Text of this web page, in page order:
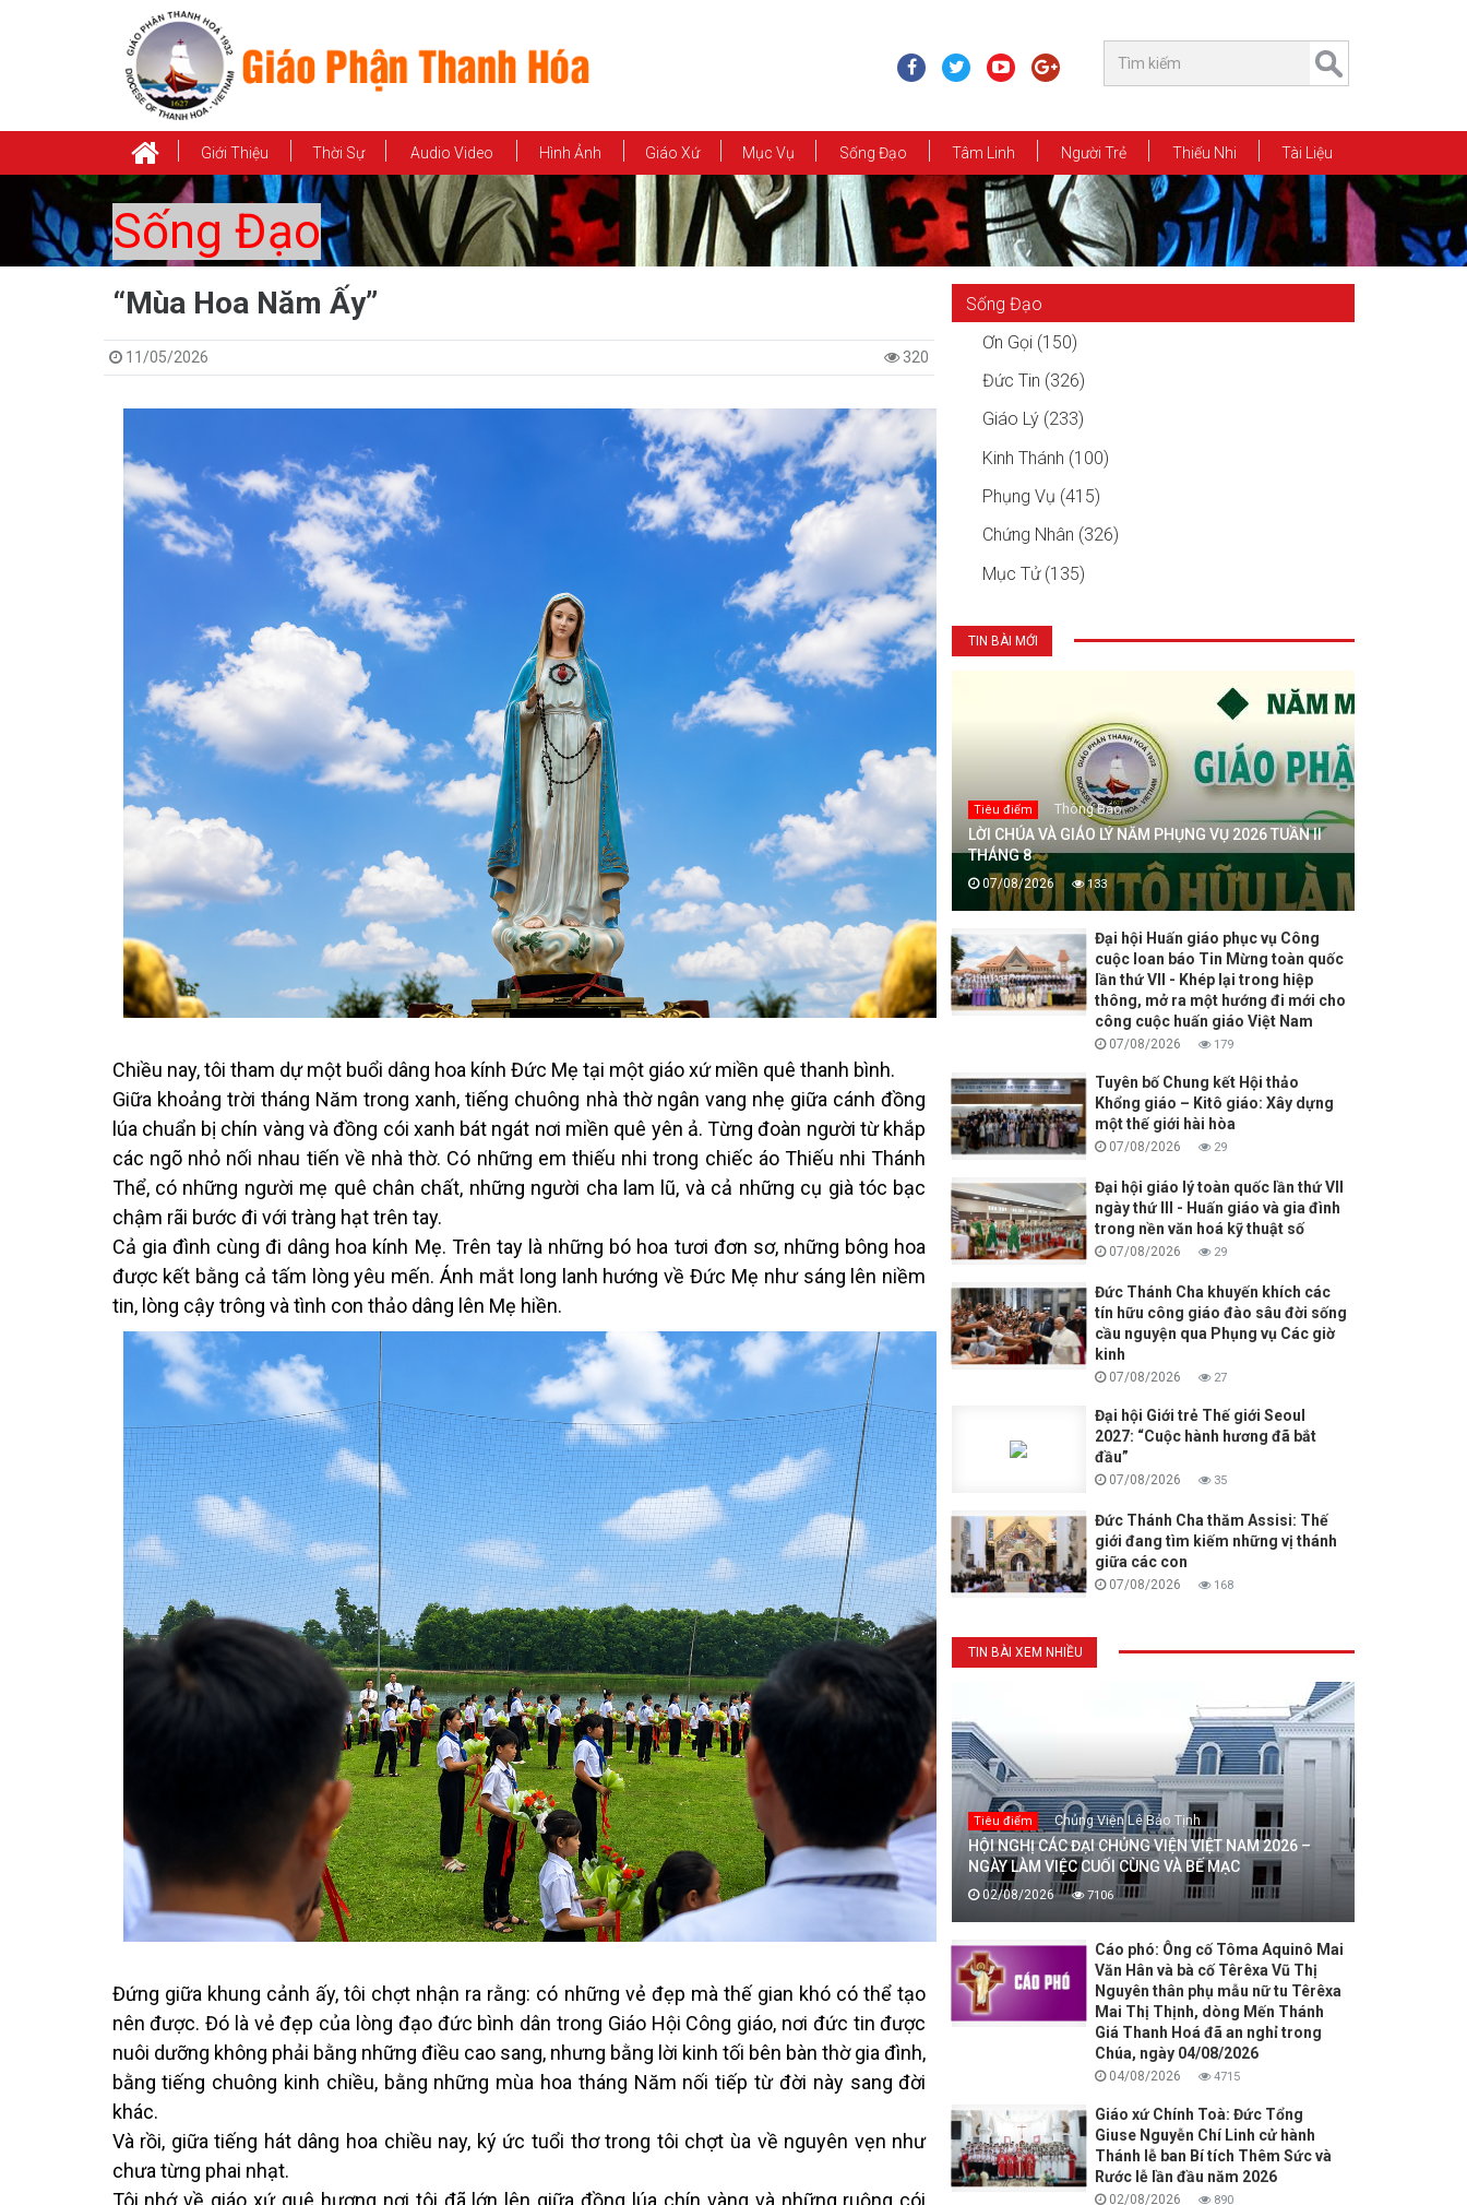
Giới Thiệu Thời Sự Audio Video Hình Ảnh Giáo Xứ Mục Vụ Sống Đạo Tâm Linh Người Trẻ Thiếu Nhi Tài Liệu
Sống Đạo
“Mùa Hoa Năm Ấy”
11/05/2026 320
Chiều nay, tôi tham dự một buổi dâng hoa kính Đức Mẹ tại một giáo xứ miền quê thanh bình.
Giữa khoảng trời tháng Năm trong xanh, tiếng chuông nhà thờ ngân vang nhẹ giữa cánh đồng
lúa chuẩn bị chín vàng và đồng cói xanh bát ngát nơi miền quê yên ả. Từng đoàn người từ khắp
các ngõ nhỏ nối nhau tiến về nhà thờ. Có những em thiếu nhi trong chiếc áo Thiếu nhi Thánh
Thể, có những người mẹ quê chân chất, những người cha lam lũ, và cả những cụ già tóc bạc
chậm rãi bước đi với tràng hạt trên tay.
Cả gia đình cùng đi dâng hoa kính Mẹ. Trên tay là những bó hoa tươi đơn sơ, những bông hoa
được kết bằng cả tấm lòng yêu mến. Ánh mắt long lanh hướng về Đức Mẹ như sáng lên niềm
tin, lòng cậy trông và tình con thảo dâng lên Mẹ hiền.
Đứng giữa khung cảnh ấy, tôi chợt nhận ra rằng: có những vẻ đẹp mà thế gian khó có thể tạo
nên được. Đó là vẻ đẹp của lòng đạo đức bình dân trong Giáo Hội Công giáo, nơi đức tin được
nuôi dưỡng không phải bằng những điều cao sang, nhưng bằng lời kinh tối bên bàn thờ gia đình,
bằng tiếng chuông kinh chiều, bằng những mùa hoa tháng Năm nối tiếp từ đời này sang đời
khác.
Và rồi, giữa tiếng hát dâng hoa chiều nay, ký ức tuổi thơ trong tôi chợt ùa về nguyên vẹn như
chưa từng phai nhạt.
Tôi nhớ về giáo xứ quê hương nơi tôi đã lớn lên giữa đồng lúa chín vàng và những ruộng cói
Sống Đạo
Ơn Gọi (150)
Đức Tin (326)
Giáo Lý (233)
Kinh Thánh (100)
Phụng Vụ (415)
Chứng Nhân (326)
Mục Tử (135)
TIN BÀI MỚI
Tiêu điểm Thông Báo
LỜI CHÚA VÀ GIÁO LÝ NĂM PHỤNG VỤ 2026 TUẦN II
THÁNG 8
07/08/2026 133
Đại hội Huấn giáo phục vụ Công
cuộc loan báo Tin Mừng toàn quốc
lần thứ VII - Khép lại trong hiệp
thông, mở ra một hướng đi mới cho
công cuộc huấn giáo Việt Nam
07/08/2026 179
Tuyên bố Chung kết Hội thảo
Khổng giáo – Kitô giáo: Xây dựng
một thế giới hài hòa
07/08/2026 29
Đại hội giáo lý toàn quốc lần thứ VII
ngày thứ III - Huấn giáo và gia đình
trong nền văn hoá kỹ thuật số
07/08/2026 29
Đức Thánh Cha khuyến khích các
tín hữu công giáo đào sâu đời sống
cầu nguyện qua Phụng vụ Các giờ
kinh
07/08/2026 27
Đại hội Giới trẻ Thế giới Seoul
2027: “Cuộc hành hương đã bắt
đầu”
07/08/2026 35
Đức Thánh Cha thăm Assisi: Thế
giới đang tìm kiếm những vị thánh
giữa các con
07/08/2026 168
TIN BÀI XEM NHIỀU
Tiêu điểm Chủng Viện Lê Bảo Tịnh
HỘI NGHỊ CÁC ĐẠI CHỦNG VIỆN VIỆT NAM 2026 –
NGÀY LÀM VIỆC CUỐI CÙNG VÀ BẾ MẠC
02/08/2026 7106
Cáo phó: Ông cố Tôma Aquinô Mai
Văn Hân và bà cố Têrêxa Vũ Thị
Nguyên thân phụ mẫu nữ tu Têrêxa
Mai Thị Thịnh, dòng Mến Thánh
Giá Thanh Hoá đã an nghỉ trong
Chúa, ngày 04/08/2026
04/08/2026 4715
Giáo xứ Chính Toà: Đức Tổng
Giuse Nguyễn Chí Linh cử hành
Thánh lễ ban Bí tích Thêm Sức và
Rước lễ lần đầu năm 2026
02/08/2026 890